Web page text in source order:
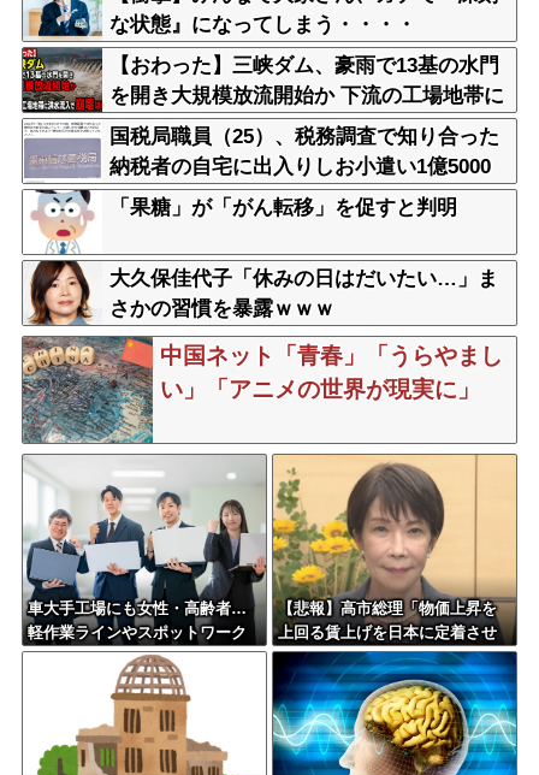
な状態』になってしまう・・・・
【おわった】三峡ダム、豪雨で13基の水門
を開き大規模放流開始か 下流の工場地帯に
洪水流入で崩壊はじまる
国税局職員（25）、税務調査で知り合った
納税者の自宅に出入りしお小遣い1億5000
万円頂戴するwww
「果糖」が「がん転移」を促すと判明
大久保佳代子「休みの日はだいたい…」ま
さかの習慣を暴露ｗｗｗ
中国ネット「青春」「うらやまし
い」「アニメの世界が現実に」
車大手工場にも女性・高齢者…
軽作業ラインやスポットワーク
【悲報】高市総理「物価上昇を
上回る賃上げを日本に定着させ
る」 →国家公務員月給3.51％増
へ 地方公務員も追随する見通し